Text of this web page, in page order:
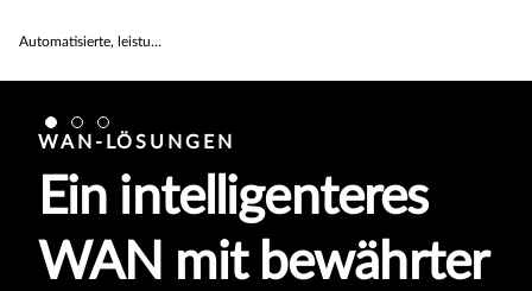
Automatisierte, leistungsstarke, nachhaltige WAN-Lösungen für die KI-Ära
WAN-LÖSUNGEN
Ein intelligenteres
WAN mit bewährter